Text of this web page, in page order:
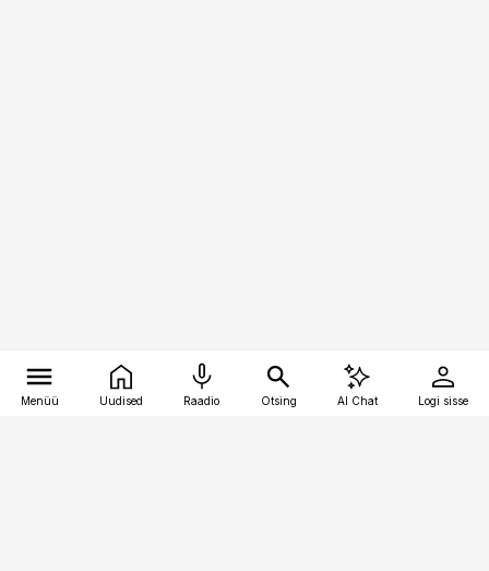
Menüü Uudised Raadio Otsing AI Chat Logi sisse